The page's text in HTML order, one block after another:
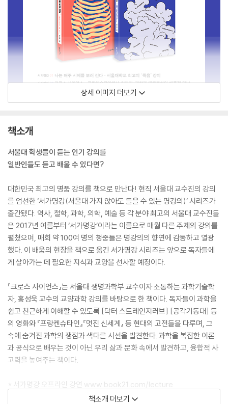
상세 이미지 더보기
책소개
서울대 학생들이 듣는 인기 강의를
일반인들도 듣고 배울 수 있다면?
대한민국 최고의 명품 강의를 책으로 만난다! 현직 서울대 교수진의 강의
를 엄선한 ‘서가명강(서울대 가지 않아도 들을 수 있는 명강의)’ 시리즈가
출간됐다. 역사, 철학, 과학, 의학, 예술 등 각 분야 최고의 서울대 교수진들
은 2017년 여름부터 ‘서가명강’이라는 이름으로 매월 다른 주제의 강의를
펼쳤으며, 매회 약 100여 명의 청중들은 명강의의 향연에 감동하고 열광
했다. 이 배움의 현장을 책으로 옮긴 서가명강 시리즈는 앞으로 독자들에
게 살아가는 데 필요한 지식과 교양을 선사할 예정이다.
『크로스 사이언스』는 서울대 생명과학부 교수이자 소통하는 과학기술학
자, 홍성욱 교수의 교양과학 강의를 바탕으로 한 책이다. 독자들이 과학을
쉽고 친근하게 이해할 수 있도록 [닥터 스트레인지러브] [공각기동대] 등
의 영화와 『프랑켄슈타인』『멋진 신세계』 등 현대의 고전들을 다루며, 그
속에 숨겨진 과학의 쟁점과 색다른 시선을 발견한다. 과학을 복잡한 이론
과 공식으로 배우는 것이 아닌 우리 삶과 문화 속에서 발견하고, 융합적 사
고력을 높여주는 책이다.
* 서가명강 오프라인 강연 www.book21.com/lecture
* 서가명강 팟캐스트 audioclip.naver.com/channels/345
책소개 더보기